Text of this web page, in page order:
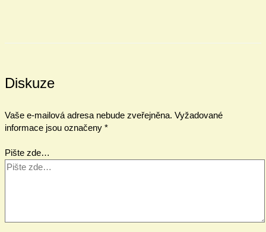
Diskuze
Vaše e-mailová adresa nebude zveřejněna. Vyžadované
informace jsou označeny *
Pište zde…